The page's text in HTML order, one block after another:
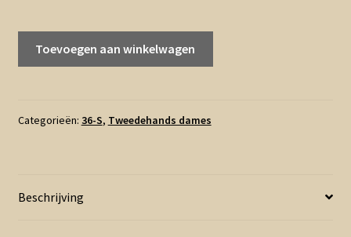
shacket
Toevoegen aan winkelwagen
Categorieën: 36-S, Tweedehands dames
Beschrijving